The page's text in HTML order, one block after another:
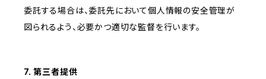
委託する場合は、委託先において個人情報の安全管理が
図られるよう、必要かつ適切な監督を行います。
7. 第三者提供